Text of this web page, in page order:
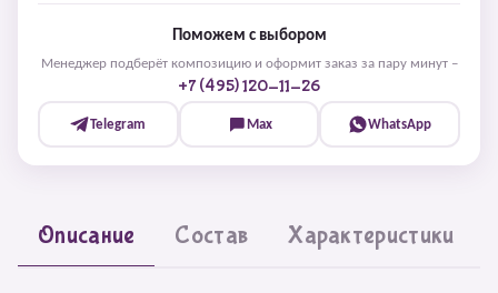
Поможем с выбором
Менеджер подберёт композицию и оформит заказ за пару минут –
+7 (495) 120-11-26
Telegram Max WhatsApp
Описание Состав Характеристики